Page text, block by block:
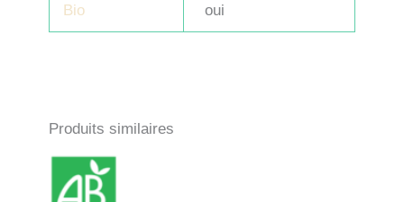
Bio oui
Produits similaires